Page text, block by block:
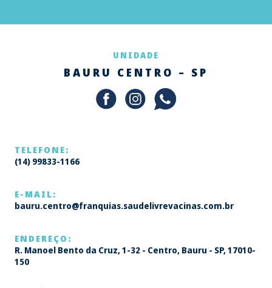
UNIDADE
BAURU CENTRO – SP
TELEFONE:
(14) 99833-1166
E-MAIL:
bauru.centro@franquias.saudelivrevacinas.com.br
ENDEREÇO:
R. Manoel Bento da Cruz, 1-32 - Centro, Bauru - SP, 17010-
150